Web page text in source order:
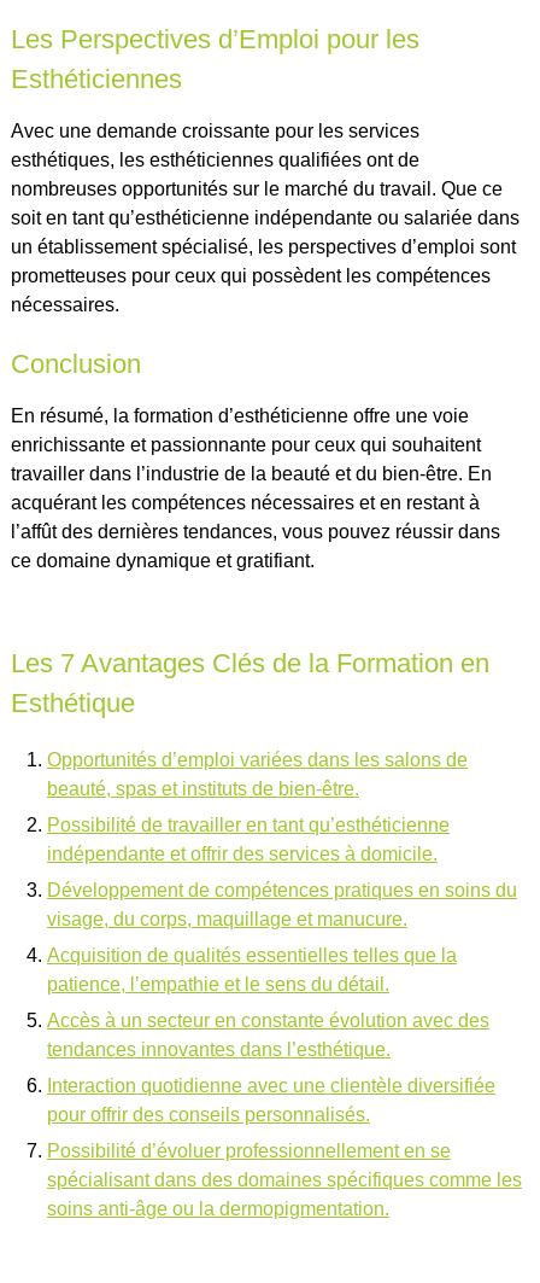
Les Perspectives d’Emploi pour les
Esthéticiennes
Avec une demande croissante pour les services
esthétiques, les esthéticiennes qualifiées ont de
nombreuses opportunités sur le marché du travail. Que ce
soit en tant qu’esthéticienne indépendante ou salariée dans
un établissement spécialisé, les perspectives d’emploi sont
prometteuses pour ceux qui possèdent les compétences
nécessaires.
Conclusion
En résumé, la formation d’esthéticienne offre une voie
enrichissante et passionnante pour ceux qui souhaitent
travailler dans l’industrie de la beauté et du bien-être. En
acquérant les compétences nécessaires et en restant à
l’affût des dernières tendances, vous pouvez réussir dans
ce domaine dynamique et gratifiant.
Les 7 Avantages Clés de la Formation en
Esthétique
Opportunités d’emploi variées dans les salons de
beauté, spas et instituts de bien-être.
Possibilité de travailler en tant qu’esthéticienne
indépendante et offrir des services à domicile.
Développement de compétences pratiques en soins du
visage, du corps, maquillage et manucure.
Acquisition de qualités essentielles telles que la
patience, l’empathie et le sens du détail.
Accès à un secteur en constante évolution avec des
tendances innovantes dans l’esthétique.
Interaction quotidienne avec une clientèle diversifiée
pour offrir des conseils personnalisés.
Possibilité d’évoluer professionnellement en se
spécialisant dans des domaines spécifiques comme les
soins anti-âge ou la dermopigmentation.